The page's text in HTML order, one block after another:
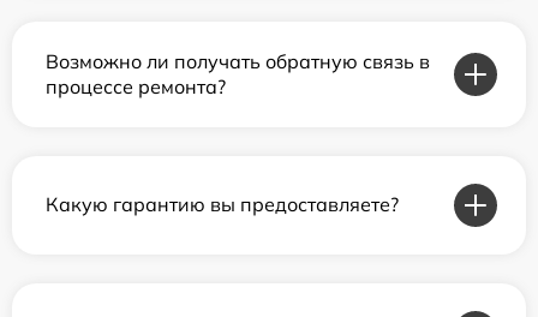
Возможно ли получать обратную связь в
процессе ремонта?
Какую гарантию вы предоставляете?